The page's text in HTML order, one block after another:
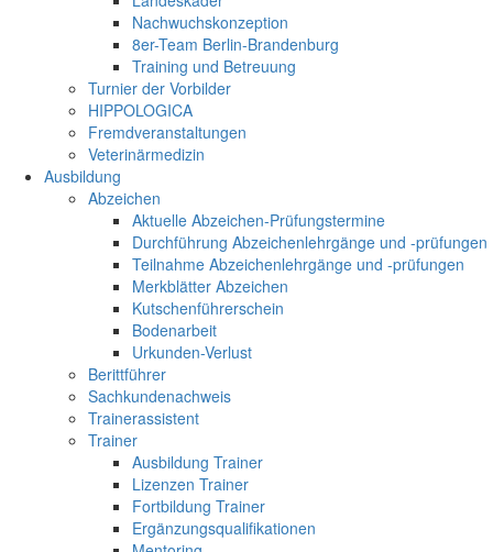
Nachwuchskonzeption
8er-Team Berlin-Brandenburg
Training und Betreuung
Turnier der Vorbilder
HIPPOLOGICA
Fremdveranstaltungen
Veterinärmedizin
Ausbildung
Abzeichen
Aktuelle Abzeichen-Prüfungstermine
Durchführung Abzeichenlehrgänge und -prüfungen
Teilnahme Abzeichenlehrgänge und -prüfungen
Merkblätter Abzeichen
Kutschenführerschein
Bodenarbeit
Urkunden-Verlust
Berittführer
Sachkundenachweis
Trainerassistent
Trainer
Ausbildung Trainer
Lizenzen Trainer
Fortbildung Trainer
Ergänzungsqualifikationen